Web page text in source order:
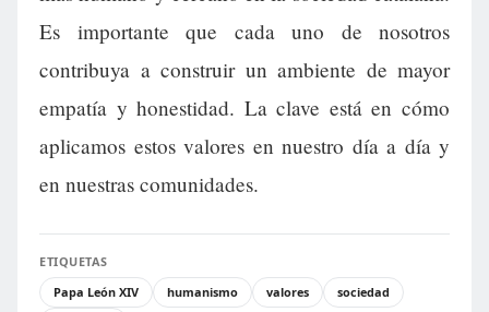
Es importante que cada uno de nosotros
contribuya a construir un ambiente de mayor
empatía y honestidad. La clave está en cómo
aplicamos estos valores en nuestro día a día y
en nuestras comunidades.
ETIQUETAS
Papa León XIV
humanismo valores
sociedad